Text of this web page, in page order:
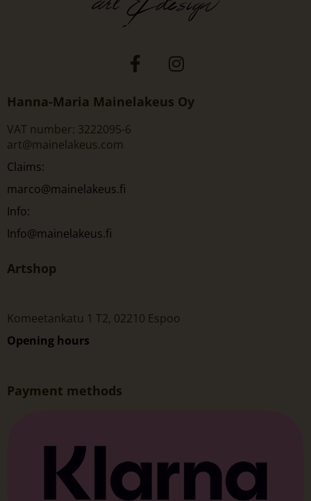
Hanna-Maria Mainelakeus Oy
VAT number: 3222095-6
art@mainelakeus.com
Claims:
marco@mainelakeus.fi
Info:
Info@mainelakeus.fi
Artshop
Komeetankatu 1 T2, 02210 Espoo
Opening hours
Payment methods